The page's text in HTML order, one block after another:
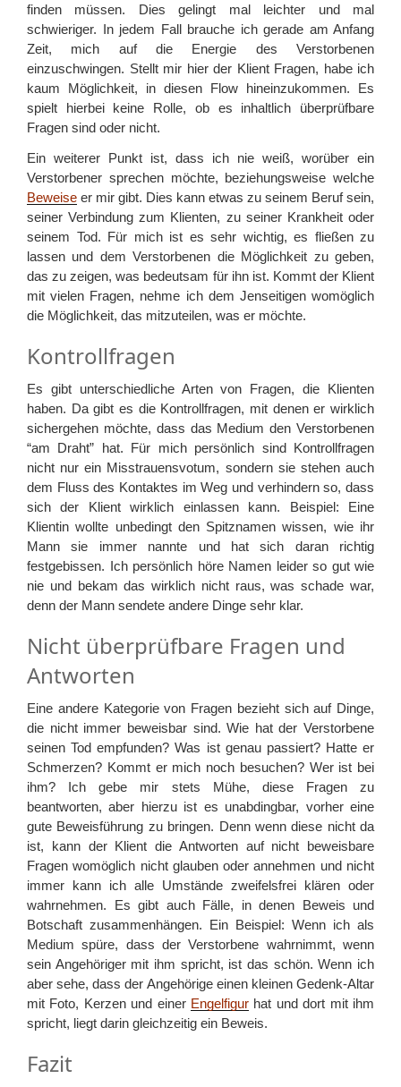
finden müssen. Dies gelingt mal leichter und mal
schwieriger. In jedem Fall brauche ich gerade am Anfang
Zeit, mich auf die Energie des Verstorbenen
einzuschwingen. Stellt mir hier der Klient Fragen, habe ich
kaum Möglichkeit, in diesen Flow hineinzukommen. Es
spielt hierbei keine Rolle, ob es inhaltlich überprüfbare
Fragen sind oder nicht.
Ein weiterer Punkt ist, dass ich nie weiß, worüber ein
Verstorbener sprechen möchte, beziehungsweise welche
Beweise er mir gibt. Dies kann etwas zu seinem Beruf sein,
seiner Verbindung zum Klienten, zu seiner Krankheit oder
seinem Tod. Für mich ist es sehr wichtig, es fließen zu
lassen und dem Verstorbenen die Möglichkeit zu geben,
das zu zeigen, was bedeutsam für ihn ist. Kommt der Klient
mit vielen Fragen, nehme ich dem Jenseitigen womöglich
die Möglichkeit, das mitzuteilen, was er möchte.
Kontrollfragen
Es gibt unterschiedliche Arten von Fragen, die Klienten
haben. Da gibt es die Kontrollfragen, mit denen er wirklich
sichergehen möchte, dass das Medium den Verstorbenen
“am Draht” hat. Für mich persönlich sind Kontrollfragen
nicht nur ein Misstrauensvotum, sondern sie stehen auch
dem Fluss des Kontaktes im Weg und verhindern so, dass
sich der Klient wirklich einlassen kann. Beispiel: Eine
Klientin wollte unbedingt den Spitznamen wissen, wie ihr
Mann sie immer nannte und hat sich daran richtig
festgebissen. Ich persönlich höre Namen leider so gut wie
nie und bekam das wirklich nicht raus, was schade war,
denn der Mann sendete andere Dinge sehr klar.
Nicht überprüfbare Fragen und
Antworten
Eine andere Kategorie von Fragen bezieht sich auf Dinge,
die nicht immer beweisbar sind. Wie hat der Verstorbene
seinen Tod empfunden? Was ist genau passiert? Hatte er
Schmerzen? Kommt er mich noch besuchen? Wer ist bei
ihm? Ich gebe mir stets Mühe, diese Fragen zu
beantworten, aber hierzu ist es unabdingbar, vorher eine
gute Beweisführung zu bringen. Denn wenn diese nicht da
ist, kann der Klient die Antworten auf nicht beweisbare
Fragen womöglich nicht glauben oder annehmen und nicht
immer kann ich alle Umstände zweifelsfrei klären oder
wahrnehmen. Es gibt auch Fälle, in denen Beweis und
Botschaft zusammenhängen. Ein Beispiel: Wenn ich als
Medium spüre, dass der Verstorbene wahrnimmt, wenn
sein Angehöriger mit ihm spricht, ist das schön. Wenn ich
aber sehe, dass der Angehörige einen kleinen Gedenk-Altar
mit Foto, Kerzen und einer Engelfigur hat und dort mit ihm
spricht, liegt darin gleichzeitig ein Beweis.
Fazit